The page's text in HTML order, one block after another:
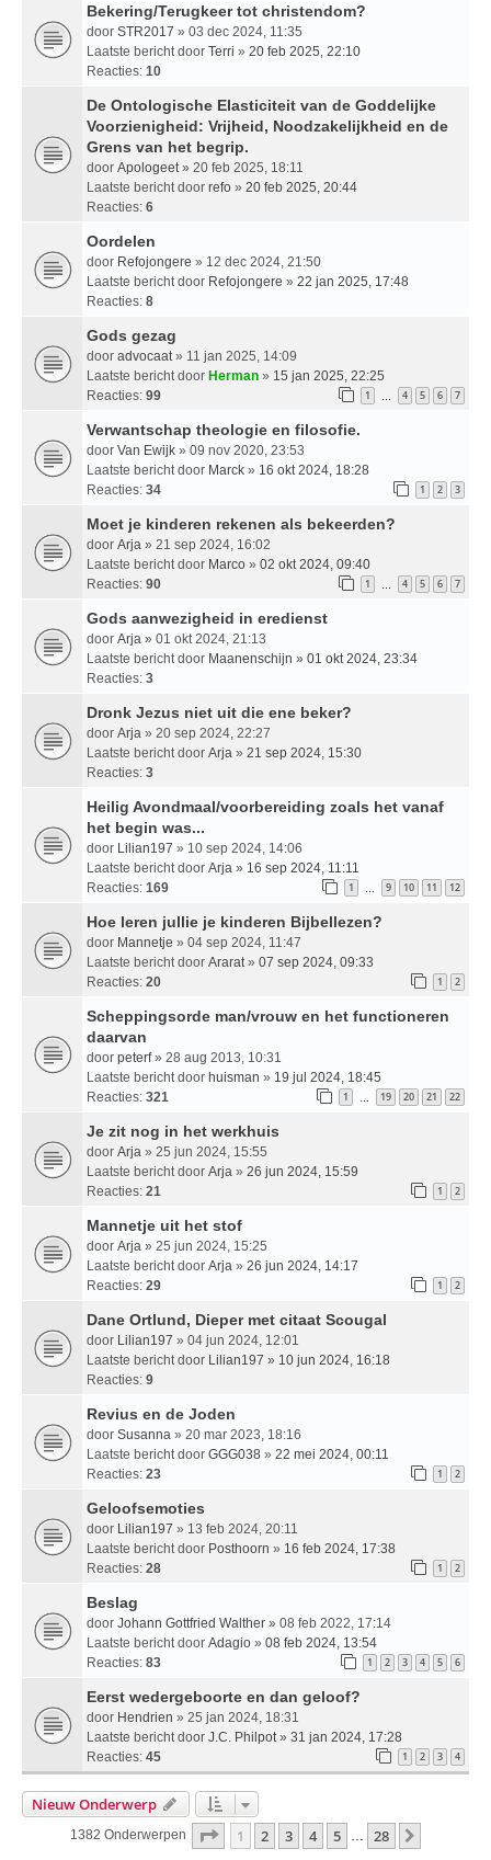
Bekering/Terugkeer tot christendom?
door STR2017 » 03 dec 2024, 11:35
Laatste bericht door Terri » 20 feb 2025, 22:10
Reacties: 10
De Ontologische Elasticiteit van de Goddelijke
Voorzienigheid: Vrijheid, Noodzakelijkheid en de
Grens van het begrip.
door Apologeet » 20 feb 2025, 18:11
Laatste bericht door refo » 20 feb 2025, 20:44
Reacties: 6
Oordelen
door Refojongere » 12 dec 2024, 21:50
Laatste bericht door Refojongere » 22 jan 2025, 17:48
Reacties: 8
Gods gezag
door advocaat » 11 jan 2025, 14:09
Laatste bericht door Herman » 15 jan 2025, 22:25
Reacties: 99 1 … 4 5 6 7
Verwantschap theologie en filosofie.
door Van Ewijk » 09 nov 2020, 23:53
Laatste bericht door Marck » 16 okt 2024, 18:28
Reacties: 34 1 2 3
Moet je kinderen rekenen als bekeerden?
door Arja » 21 sep 2024, 16:02
Laatste bericht door Marco » 02 okt 2024, 09:40
Reacties: 90 1 … 4 5 6 7
Gods aanwezigheid in eredienst
door Arja » 01 okt 2024, 21:13
Laatste bericht door Maanenschijn » 01 okt 2024, 23:34
Reacties: 3
Dronk Jezus niet uit die ene beker?
door Arja » 20 sep 2024, 22:27
Laatste bericht door Arja » 21 sep 2024, 15:30
Reacties: 3
Heilig Avondmaal/voorbereiding zoals het vanaf
het begin was...
door Lilian197 » 10 sep 2024, 14:06
Laatste bericht door Arja » 16 sep 2024, 11:11
Reacties: 169 1 … 9 10 11 12
Hoe leren jullie je kinderen Bijbellezen?
door Mannetje » 04 sep 2024, 11:47
Laatste bericht door Ararat » 07 sep 2024, 09:33
Reacties: 20 1 2
Scheppingsorde man/vrouw en het functioneren
daarvan
door peterf» 28 aug 2013, 10:31
Laatste bericht door huisman » 19 jul 2024, 18:45
Reacties: 321 1 … 19 20 21 22
Je zit nog in het werkhuis
door Arja » 25 jun 2024, 15:55
Laatste bericht door Arja » 26 jun 2024, 15:59
Reacties: 21 1 2
Mannetje uit het stof
door Arja » 25 jun 2024, 15:25
Laatste bericht door Arja » 26 jun 2024, 14:17
Reacties: 29 1 2
Dane Ortlund, Dieper met citaat Scougal
door Lilian197 » 04 jun 2024, 12:01
Laatste bericht door Lilian197 » 10 jun 2024, 16:18
Reacties: 9
Revius en de Joden
door Susanna » 20 mar 2023, 18:16
Laatste bericht door GGG038 » 22 mei 2024, 00:11
Reacties: 23 1 2
Geloofsemoties
door Lilian197 » 13 feb 2024, 20:11
Laatste bericht door Posthoorn » 16 feb 2024, 17:38
Reacties: 28 1 2
Beslag
door Johann Gottfried Walther » 08 feb 2022, 17:14
Laatste bericht door Adagio » 08 feb 2024, 13:54
Reacties: 83 1 2 3 4 5 6
Eerst wedergeboorte en dan geloof?
door Hendrien » 25 jan 2024, 18:31
Laatste bericht door J.C. Philpot » 31 jan 2024, 17:28
Reacties: 45 1 2 3 4
Nieuw Onderwerp
1382 Onderwerpen Pagina Van28
1 2 3 4 5 28